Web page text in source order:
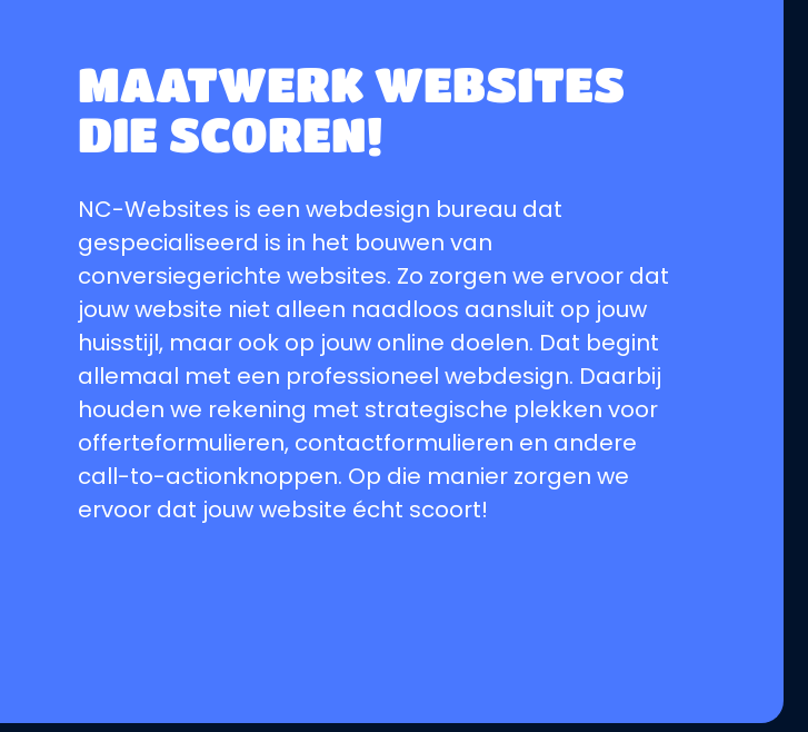
MAATWERK WEBSITES
DIE SCOREN!
NC-Websites is een webdesign bureau dat
gespecialiseerd is in het bouwen van
conversiegerichte websites. Zo zorgen we ervoor dat
jouw website niet alleen naadloos aansluit op jouw
huisstijl, maar ook op jouw online doelen. Dat begint
allemaal met een professioneel webdesign. Daarbij
houden we rekening met strategische plekken voor
offerteformulieren, contactformulieren en andere
call-to-actionknoppen. Op die manier zorgen we
ervoor dat jouw website écht scoort!